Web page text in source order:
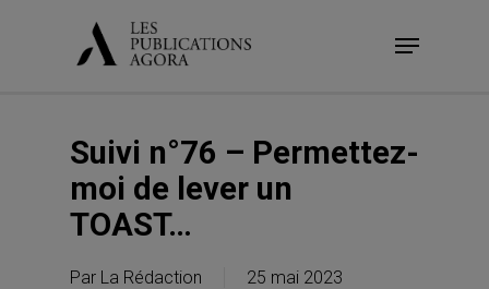
Menu
Suivi n°76 – Permettez-
moi de lever un
TOAST…
Par La Rédaction 25 mai 2023